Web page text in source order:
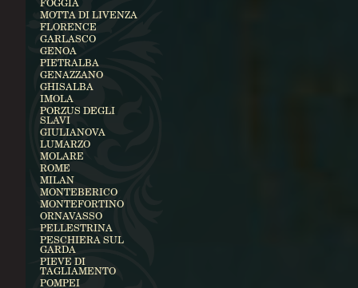
MOTTA DI LIVENZA
FLORENCE
GARLASCO
GENOA
PIETRALBA
GENAZZANO
GHISALBA
IMOLA
PORZUS DEGLI
SLAVI
GIULIANOVA
LUMARZO
MOLARE
ROME
MILAN
MONTEBERICO
MONTEFORTINO
ORNAVASSO
PELLESTRINA
PESCHIERA SUL
GARDA
PIEVE DI
TAGLIAMENTO
POMPEI